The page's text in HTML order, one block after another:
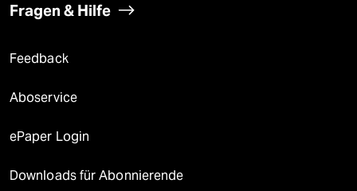
Fragen & Hilfe
Feedback
Aboservice
ePaper Login
Downloads für Abonnierende